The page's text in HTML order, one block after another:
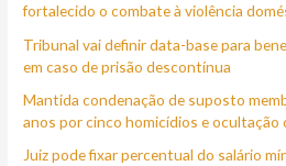
r
p
o
r
fortalecido o combate à violência
Tribunal vai definir data-base para
em caso de prisão descontínua
Mantida condenação de suposto
anos por cinco homicídios e ocultação
Juiz pode fixar percentual do salário